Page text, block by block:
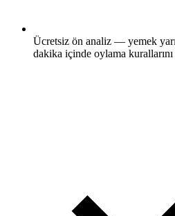
Ücretsiz ön analiz — yemek
dakika içinde oylama kurallarını